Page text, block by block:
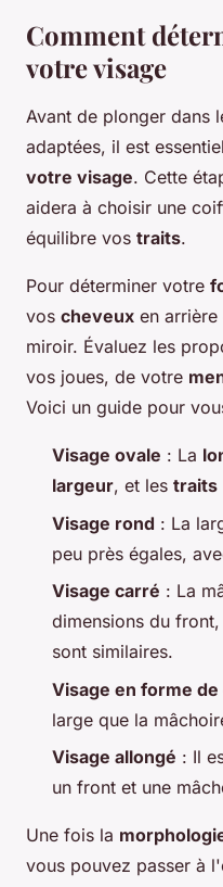
Comment
votre visage
Avant de plonger dans
adaptées, il est
votre visage. Cette
aidera à choisir une
équilibre vos traits.
Pour déterminer votre
vos cheveux en
miroir. Évaluez les
vos joues, de votre
Voici un guide pour
Visage ovale : La
largeur, et les traits
Visage rond : La
peu près égales,
Visage carré : La
dimensions du
sont similaires.
Visage en forme
large que la
Visage allongé : Il
un front et une
Une fois la
vous pouvez passer à